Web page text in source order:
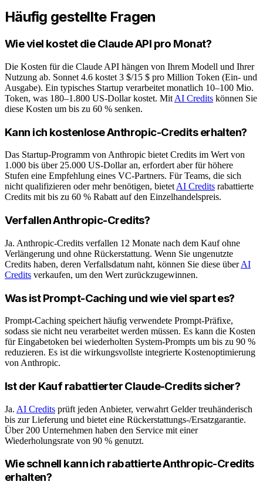
Häufig gestellte Fragen
Wie viel kostet die Claude API pro Monat?
Die Kosten für die Claude API hängen von Ihrem Modell und Ihrer
Nutzung ab. Sonnet 4.6 kostet 3 $/15 $ pro Million Token (Ein- und
Ausgabe). Ein typisches Startup verarbeitet monatlich 10–100 Mio.
Token, was 180–1.800 US-Dollar kostet. Mit AI Credits können Sie
diese Kosten um bis zu 60 % senken.
Kann ich kostenlose Anthropic-Credits erhalten?
Das Startup-Programm von Anthropic bietet Credits im Wert von
1.000 bis über 25.000 US-Dollar an, erfordert aber für höhere
Stufen eine Empfehlung eines VC-Partners. Für Teams, die sich
nicht qualifizieren oder mehr benötigen, bietet AI Credits rabattierte
Credits mit bis zu 60 % Rabatt auf den Einzelhandelspreis.
Verfallen Anthropic-Credits?
Ja. Anthropic-Credits verfallen 12 Monate nach dem Kauf ohne
Verlängerung und ohne Rückerstattung. Wenn Sie ungenutzte
Credits haben, deren Verfallsdatum naht, können Sie diese überAI
Credits verkaufen, um den Wert zurückzugewinnen.
Was ist Prompt-Caching und wie viel spart es?
Prompt-Caching speichert häufig verwendete Prompt-Präfixe,
sodass sie nicht neu verarbeitet werden müssen. Es kann die Kosten
für Eingabetoken bei wiederholten System-Prompts um bis zu 90 %
reduzieren. Es ist die wirkungsvollste integrierte Kostenoptimierung
von Anthropic.
Ist der Kauf rabattierter Claude-Credits sicher?
Ja. AI Credits prüft jeden Anbieter, verwahrt Gelder treuhänderisch
bis zur Lieferung und bietet eine Rückerstattungs-/Ersatzgarantie.
Über 200 Unternehmen haben den Service mit einer
Wiederholungsrate von 90 % genutzt.
Wie schnell kann ich rabattierte Anthropic-Credits
erhalten?